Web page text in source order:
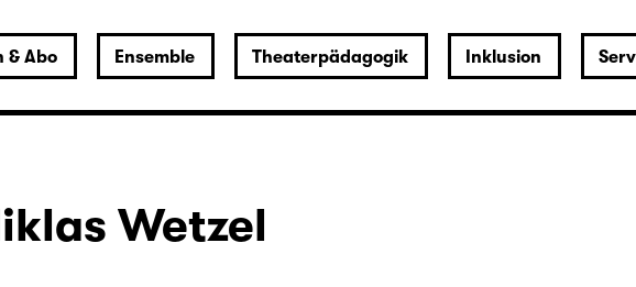
& Abo Ensemble Theaterpädagogik Inklusion
Wetzel